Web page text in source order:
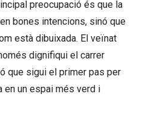
preocupació és que la
bones intencions, sinó que
està dibuixada. El veïnat
dignifiqui el carrer
que sigui el primer pas per
en un espai més verd i